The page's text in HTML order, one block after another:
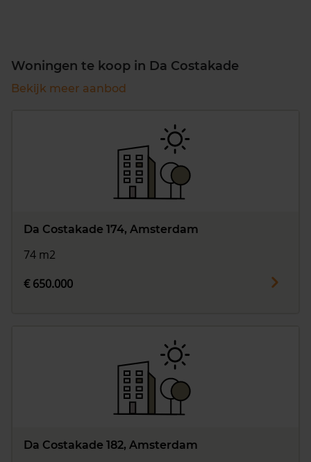
Woningen te koop in Da Costakade
Bekijk meer aanbod
Da Costakade 174, Amsterdam
74 m2
€ 650.000
Da Costakade 182, Amsterdam